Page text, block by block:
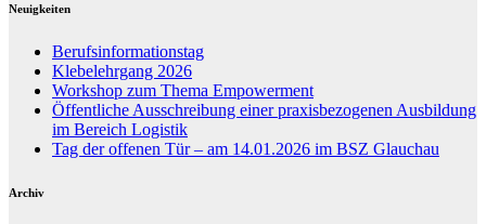
Neuigkeiten
Berufsinformationstag
Klebelehrgang 2026
Workshop zum Thema Empowerment
Öffentliche Ausschreibung einer praxisbezogenen Ausbildung
im Bereich Logistik
Tag der offenen Tür – am 14.01.2026 im BSZ Glauchau
Archiv